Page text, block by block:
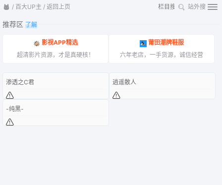
/ 百大UP主 / 返回上页 站外搜
推荐区 了解
影视APP精选
超清影片资源，才是真硬核！
莆田潮牌鞋服
六年老店，一手货源，诚信经营
渗透之C君 逍遥散人
-纯黑-